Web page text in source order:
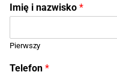
Imię i nazwisko *
Pierwszy
Telefon *